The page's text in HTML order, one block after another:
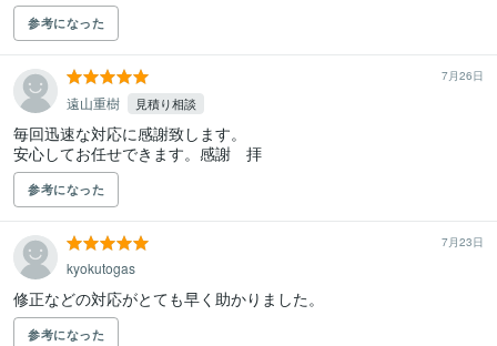
参考になった
7月26日
遠山重樹 見積り相談
毎回迅速な対応に感謝致します。
安心してお任せできます。感謝　拝
参考になった
7月23日
kyokutogas
修正などの対応がとても早く助かりました。
参考になった